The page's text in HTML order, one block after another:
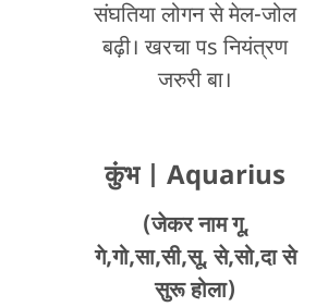
संघतिया लोगन से मेल-जोल
बढ़ी। खरचा पs नियंत्रण
जरुरी बा।
कुंभ | Aquarius
(जेकर नाम गू,
गे,गो,सा,सी,सू, से,सो,दा से
सुरू होला)